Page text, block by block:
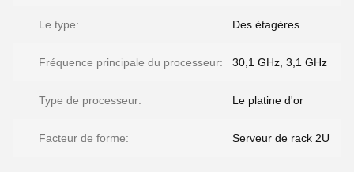
Le type: Des étagères
Fréquence principale du processeur: 30,1 GHz, 3,1 GHz
Type de processeur: Le platine d'or
Facteur de forme: Serveur de rack 2U